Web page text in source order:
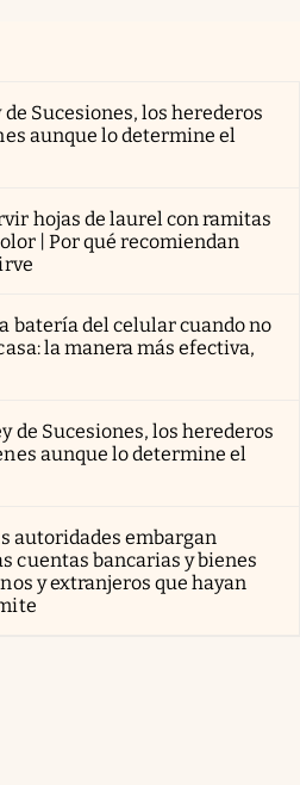
de Sucesiones, los herederos
aunque lo determine el
hojas de laurel con ramitas
| Por qué recomiendan
batería del celular cuando no
la manera más efectiva,
de Sucesiones, los herederos
aunque lo determine el
autoridades embargan
cuentas bancarias y bienes
y extranjeros que hayan